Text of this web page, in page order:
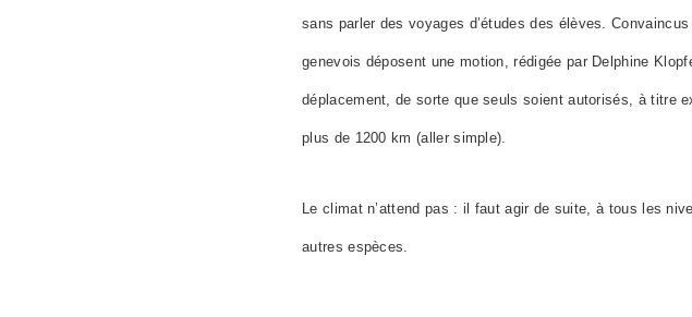
sans parler des voyages d’études des élèves.
genevois déposent une motion, rédigée par Delphine
déplacement, de sorte queseuls soient autorisés, à titre
plus de 1200 km (aller simple).
Le climat n’attend pas : il faut agir de suite, à tous les
autres espèces.